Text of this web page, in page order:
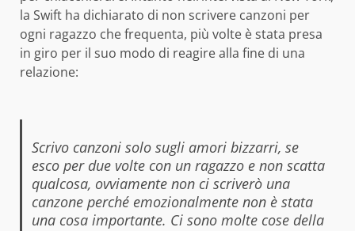
la Swift ha dichiarato di non scrivere canzoni per
ogni ragazzo che frequenta, più volte è stata presa
in giro per il suo modo di reagire alla fine di una
relazione:
Scrivo canzoni solo sugli amori bizzarri, se
esco per due volte con un ragazzo e non scatta
qualcosa, ovviamente non ci scriverò una
canzone perché emozionalmente non è stata
una cosa importante. Ci sono molte cose della